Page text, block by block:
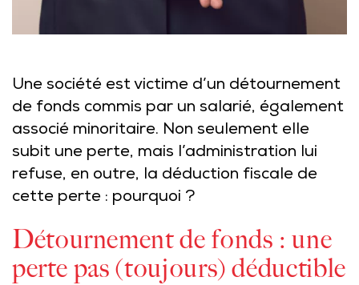
Une société est victime d’un détournement
de fonds commis par un salarié, également
associé minoritaire. Non seulement elle
subit une perte, mais l’administration lui
refuse, en outre, la déduction fiscale de
cette perte : pourquoi ?
Détournement de fonds : une
perte pas (toujours) déductible